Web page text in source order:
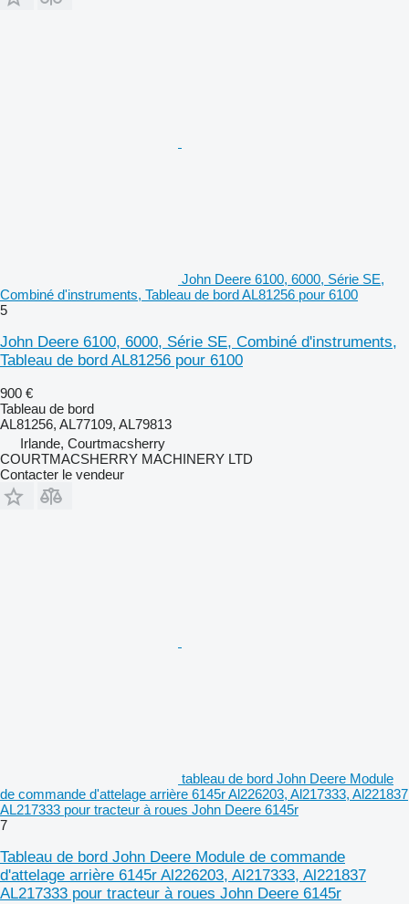
John Deere 6100, 6000, Série SE,
Combiné d'instruments, Tableau de bord AL81256 pour 6100
5
John Deere 6100, 6000, Série SE, Combiné d'instruments,
Tableau de bord AL81256 pour 6100
900 €
Tableau de bord
AL81256, AL77109, AL79813
Irlande, Courtmacsherry
COURTMACSHERRY MACHINERY LTD
Contacter le vendeur
tableau de bord John Deere Module
de commande d'attelage arrière 6145r Al226203, Al217333, Al221837
AL217333 pour tracteur à roues John Deere 6145r
7
Tableau de bord John Deere Module de commande
d'attelage arrière 6145r Al226203, Al217333, Al221837
AL217333 pour tracteur à roues John Deere 6145r